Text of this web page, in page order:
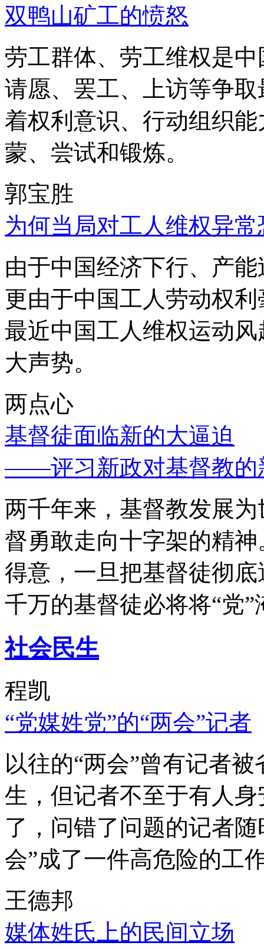
双鸭山矿工的愤怒
劳工群体、劳工维权是
请愿、罢工、上访等争
着权利意识、行动组织
蒙、尝试和锻炼。
郭宝胜
为何当局对工人维权异
由于中国经济下行、产
更由于中国工人劳动权
最近中国工人维权运动
大声势。
两点心
基督徒面临新的大逼迫
——评习新政对基督教的
两千年来，基督教发展
督勇敢走向十字架的精
得意，一旦把基督徒彻
千万的基督徒必将将“党”
社会民生
程凯
“党媒姓党”的“两会”记者
以往的“两会”曾有记者
生，但记者不至于有人
了，问错了问题的记者
会”成了一件高危险的工
王德邦
媒体姓氏上的民间立场